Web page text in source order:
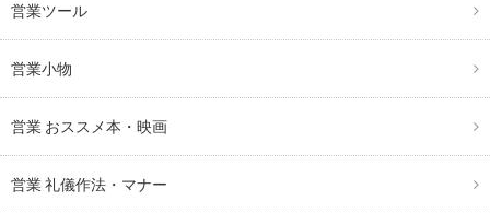
営業ツール
営業小物
営業 おススメ本・映画
営業 礼儀作法・マナー